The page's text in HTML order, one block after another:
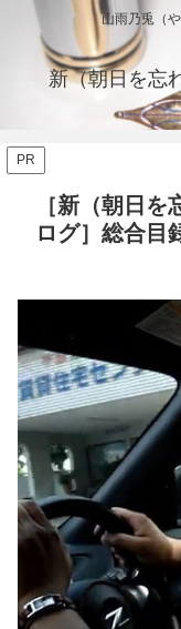
山雨乃兎（
新（朝日を忘
PR
［新（朝日
ログ］総合目